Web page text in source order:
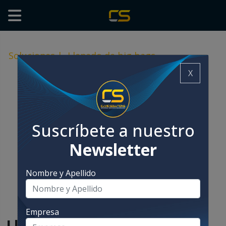
Soluciones| Llenado de big bags
X
Suscríbete a nuestro
Newsletter
Nombre y Apellido
Empresa